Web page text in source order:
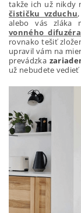
takže ich už nikdy
čističku vzduchu,
alebo vás zláka
vonného difuzéra
rovnako tešiť
upravil vám na
prevádzka
už nebudete